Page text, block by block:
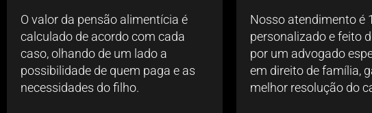
O valor da pensão alimentícia é
calculado de acordo com cada
caso, olhando de um lado a
possibilidade de quem paga e as
necessidades do filho.
Nosso atendimento é
personalizado e feito
por um advogado
em direito de família,
melhor resolução do